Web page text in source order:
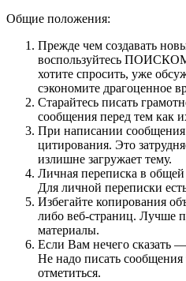
Общие положения:
Прежде чем создавать
воспользуйтесь
хотите спросить, уже
сэкономите драгоценное
Старайтесь писать
сообщения перед тем как
При написании сообщения
цитирования. Это
излишне загружает тему.
Личная переписка в
Для личной переписки
Избегайте копирования
либо веб-страниц. Лучше
материалы.
Если Вам нечего сказать
Не надо писать сообщения
отметиться.